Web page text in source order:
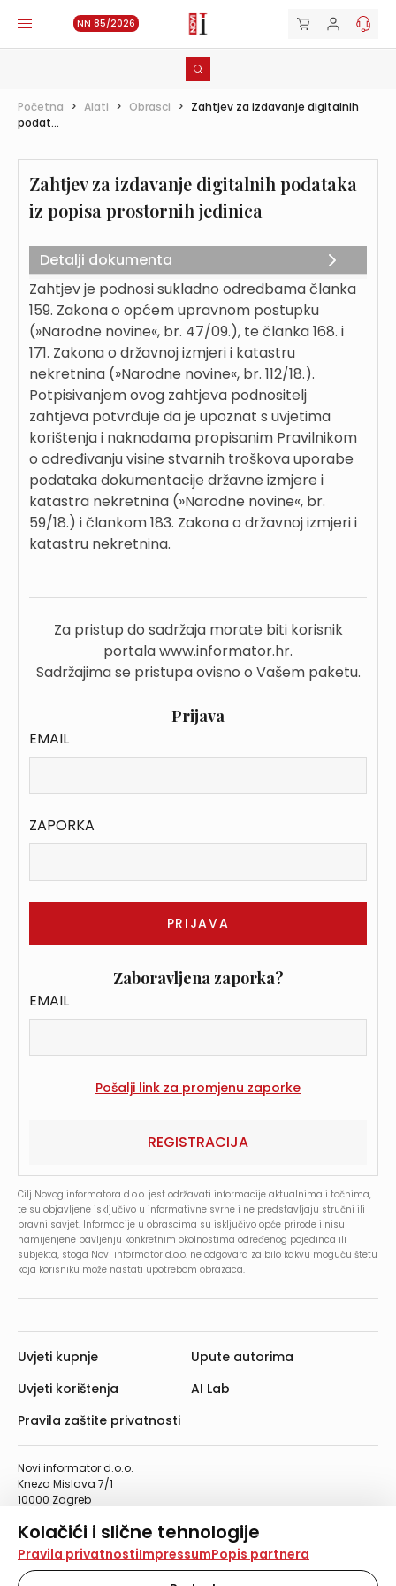
Kolačići i slične tehnologije
Na našoj web stranici koristimo kolačiće i slične
tehnologije za pohranu, čitanje i obradu informacija na
Pravila privatnostiImpressumPopis partnera
NN 85/2026
Početna > Alati > Obrasci > Zahtjev za izdavanje digitalnih
podat...
Zahtjev za izdavanje digitalnih podataka
iz popisa prostornih jedinica
Detalji dokumenta
Zahtjev je podnosi sukladno odredbama članka
159. Zakona o općem upravnom postupku
(»Narodne novine«, br. 47/09.), te članka 168. i
171. Zakona o državnoj izmjeri i katastru
nekretnina (»Narodne novine«, br. 112/18.).
Potpisivanjem ovog zahtjeva podnositelj
zahtjeva potvrđuje da je upoznat s uvjetima
korištenja i naknadama propisanim Pravilnikom
o određivanju visine stvarnih troškova uporabe
podataka dokumentacije državne izmjere i
katastra nekretnina (»Narodne novine«, br.
59/18.) i člankom 183. Zakona o državnoj izmjeri i
katastru nekretnina.
Za pristup do sadržaja morate biti korisnik
portala www.informator.hr.
Sadržajima se pristupa ovisno o Vašem paketu.
Prijava
EMAIL
ZAPORKA
Zaboravljena zaporka?
EMAIL
REGISTRACIJA
Cilj Novog informatora d.o.o. jest održavati informacije aktualnima i točnima,
te su objavljene isključivo u informativne svrhe i ne predstavljaju stručni ili
pravni savjet. Informacije u obrascima su isključivo opće prirode i nisu
namijenjene bavljenju konkretnim okolnostima određenog pojedinca ili
subjekta, stoga Novi informator d.o.o. ne odgovara za bilo kakvu moguću štetu
koja korisniku može nastati upotrebom obrazaca.
Novi informator d.o.o.
Kneza Mislava 7/1
10000 Zagreb
Telefaks: 01/4612-553
info@informator.hr
Uvjeti kupnje
Uvjeti korištenja
Pravila zaštite privatnosti
Upute autorima
AI Lab